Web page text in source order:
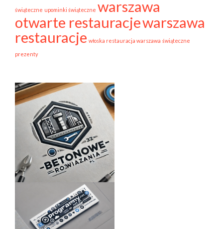
świąteczne upominki świąteczne warszawa
otwarte restauracjewarszawa
restauracje włoska restauracja warszawa świąteczne
prezenty